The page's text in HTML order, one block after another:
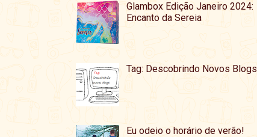
Glambox Edição Janeiro 2024:
Encanto da Sereia
Tag: Descobrindo Novos Blogs
Eu odeio o horário de verão!